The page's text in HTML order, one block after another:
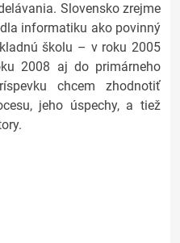
Slovensko zrejme
informatiku ako povinný
školu – v roku 2005
2008 aj do primárneho
chcem zhodnotiť
jeho úspechy, a tiež